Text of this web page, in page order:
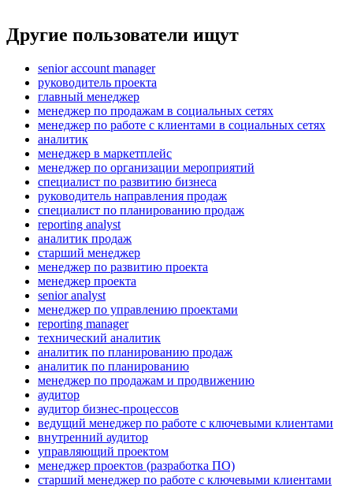
Другие пользователи ищут
senior account manager
руководитель проекта
главный менеджер
менеджер по продажам в социальных сетях
менеджер по работе с клиентами в социальных сетях
аналитик
менеджер в маркетплейс
менеджер по организации мероприятий
специалист по развитию бизнеса
руководитель направления продаж
специалист по планированию продаж
reporting analyst
аналитик продаж
старший менеджер
менеджер по развитию проекта
менеджер проекта
senior analyst
менеджер по управлению проектами
reporting manager
технический аналитик
аналитик по планированию продаж
аналитик по планированию
менеджер по продажам и продвижению
аудитор
аудитор бизнес-процессов
ведущий менеджер по работе с ключевыми клиентами
внутренний аудитор
управляющий проектом
менеджер проектов (разработка ПО)
старший менеджер по работе с ключевыми клиентами